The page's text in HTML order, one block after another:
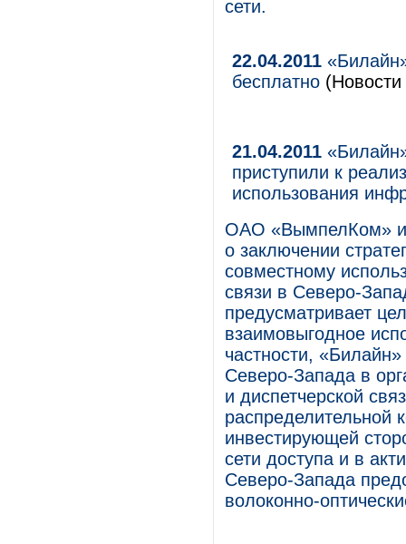
сети.
22.04.2011
бесплатно (Новости
21.04.2011
приступили к
использования
ОАО «ВымпелКом»
о заключении
совместному
связи в Северо-
предусматривает
взаимовыгодное
частности,
Северо-Запада в
и диспетчерской
распределительной
инвестирующей
сети доступа и в
Северо-Запада
волоконно-